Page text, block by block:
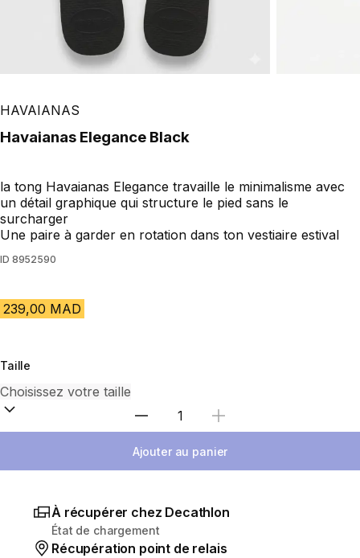
HAVAIANAS
Havaianas Elegance Black
la tong Havaianas Elegance travaille le minimalisme avec
un détail graphique qui structure le pied sans le
surcharger
Une paire à garder en rotation dans ton vestiaire estival
ID 8952590
239,00 MAD
Taille
Sélectionnez la quantité
Ajouter au panier
À récupérer chez Decathlon
État de chargement
Récupération point de relais